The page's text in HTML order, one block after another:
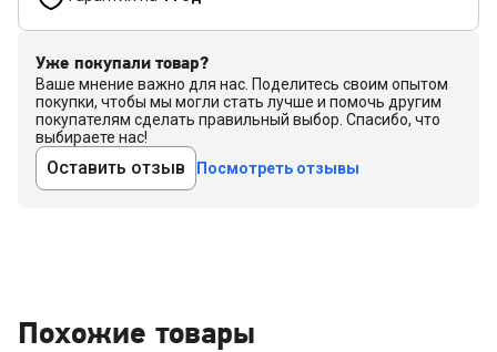
Уже покупали товар?
Ваше мнение важно для нас. Поделитесь своим опытом
покупки, чтобы мы могли стать лучше и помочь другим
покупателям сделать правильный выбор. Спасибо, что
выбираете нас!
Оставить отзыв Посмотреть отзывы
Похожие товары